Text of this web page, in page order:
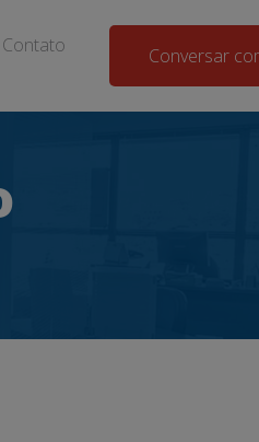
Contato Conversar